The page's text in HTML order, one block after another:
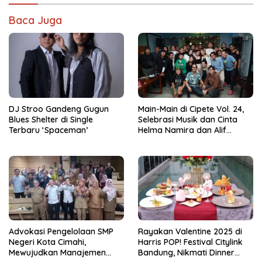
Baca Juga
DJ Stroo Gandeng Gugun
Blues Shelter di Single
Terbaru ‘Spaceman’
Main-Main di Cipete Vol. 24,
Selebrasi Musik dan Cinta
Helma Namira dan Alif
Advokasi Pengelolaan SMP
Negeri Kota Cimahi,
Mewujudkan Manajemen
Rayakan Valentine 2025 di
Harris POP! Festival Citylink
Bandung, Nikmati Dinner